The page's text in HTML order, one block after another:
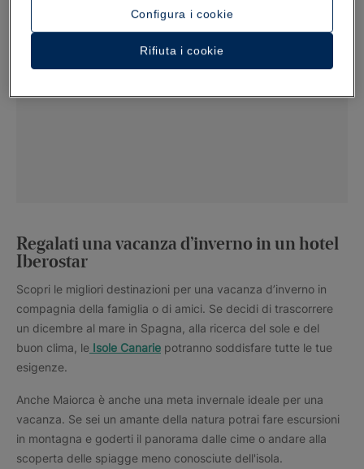
Regalati una vacanza d’inverno in un hotel
Iberostar
Scopri le migliori destinazioni per una vacanza d’inverno in
compagnia della famiglia o di amici. Se decidi di trascorrere
un dicembre al mare in Spagna, alla ricerca del sole e del
buon clima, le Isole Canarie potranno soddisfare tutte le tue
esigenze.
Anche Maiorca è anche una meta invernale ideale per una
vacanza. Se sei un amante della natura potrai fare escursioni
in montagna e goderti il panorama dalle cime o andare alla
scoperta delle spiagge meno conosciute dell'isola.
Configura i cookie
Rifiuta i cookie